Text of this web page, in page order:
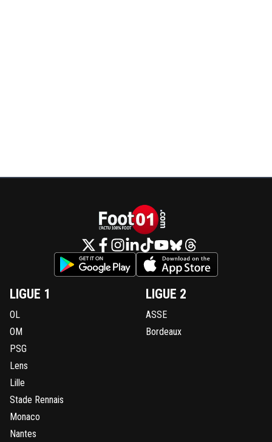
LIGUE 1
OL
OM
PSG
Lens
Lille
Stade Rennais
Monaco
Nantes
LIGUE 2
ASSE
Bordeaux